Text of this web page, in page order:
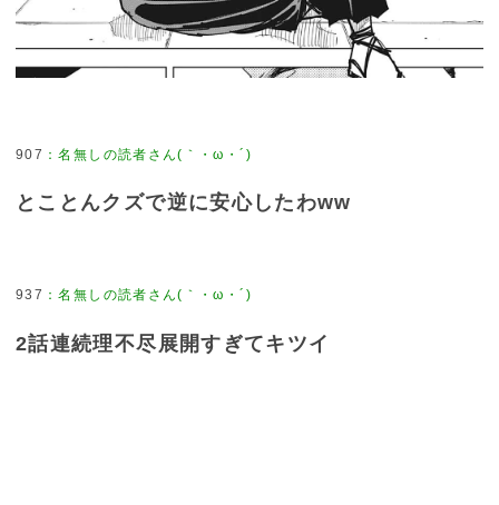
907 ：名無しの読者さん(｀・ω・´)
とことんクズで逆に安心したわww
937 ：名無しの読者さん(｀・ω・´)
2話連続理不尽展開すぎてキツイ